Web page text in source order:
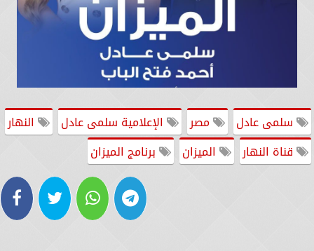
سلمى عادل مصر الإعلامية سلمى عادل
النهار
قناة النهار
الميزان برنامج الميزان